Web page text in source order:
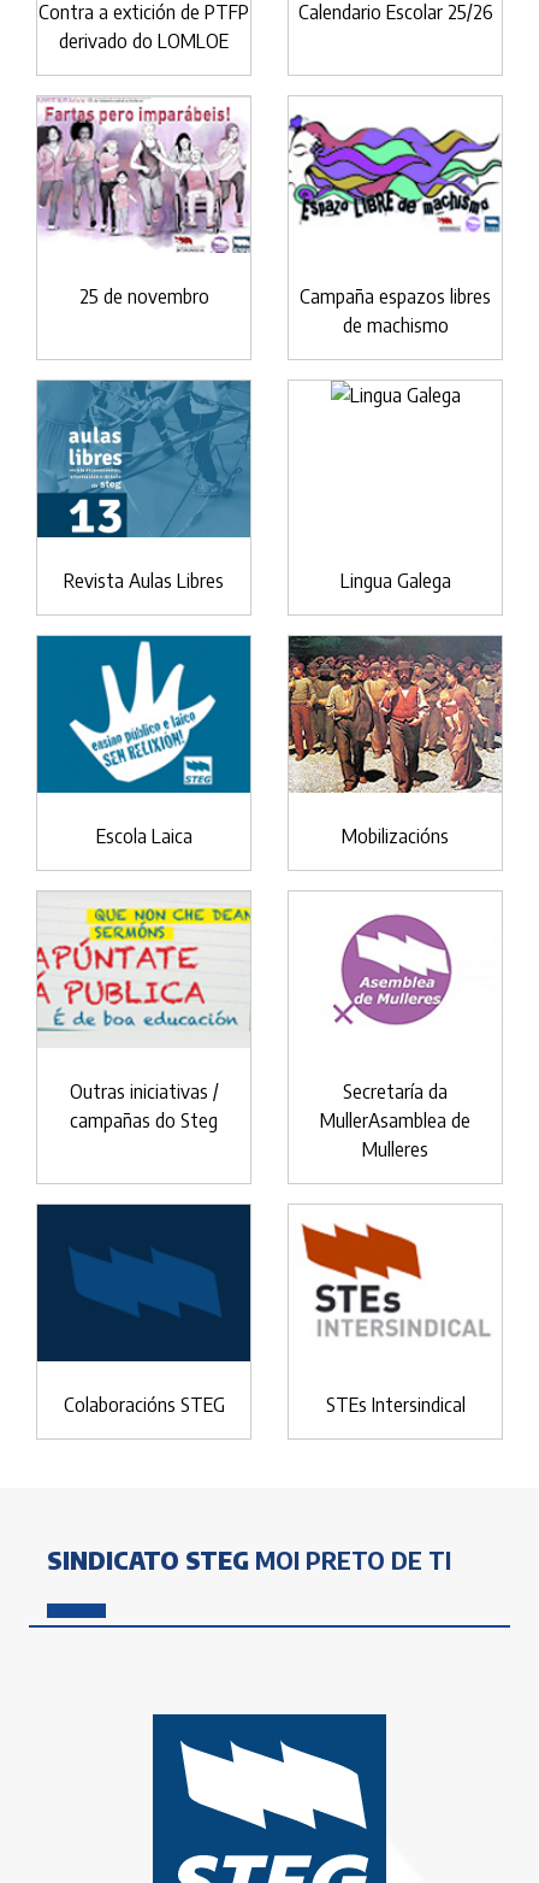
Contra a extición de PTFP
derivado do LOMLOE
Calendario Escolar 25/26
25 de novembro
Campaña espazos libres
de machismo
Revista Aulas Libres Lingua Galega
Escola Laica Mobilizacións
Outras iniciativas /
campañas do Steg
Secretaría da
MullerAsamblea de
Mulleres
Colaboracións STEG STEs Intersindical
SINDICATO STEG MOI PRETO DE TI